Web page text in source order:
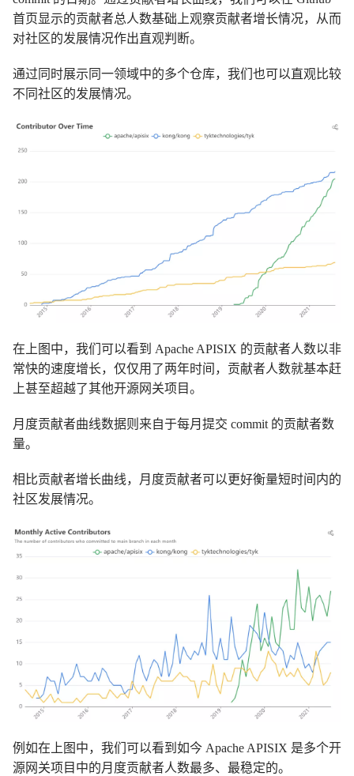
首页显示的贡献者总人数基础上观察贡献者增长情况，从而
对社区的发展情况作出直观判断。
通过同时展示同一领域中的多个仓库，我们也可以直观比较
不同社区的发展情况。
在上图中，我们可以看到 Apache APISIX 的贡献者人数以非
常快的速度增长，仅仅用了两年时间，贡献者人数就基本赶
上甚至超越了其他开源网关项目。
月度贡献者曲线数据则来自于每月提交 commit 的贡献者数
量。
相比贡献者增长曲线，月度贡献者可以更好衡量短时间内的
社区发展情况。
例如在上图中，我们可以看到如今 Apache APISIX 是多个开
源网关项目中的月度贡献者人数最多、最稳定的。